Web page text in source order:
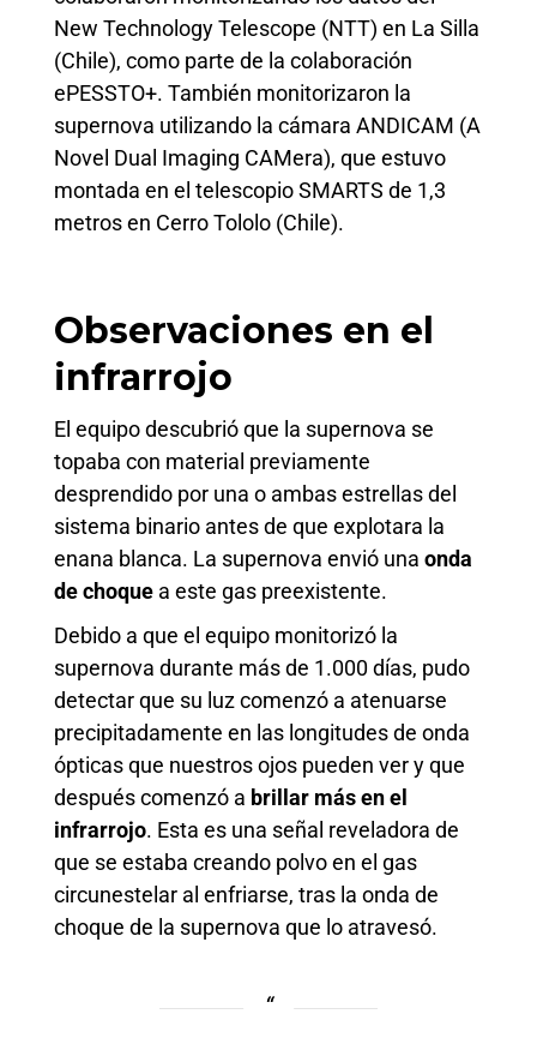
New Technology Telescope (NTT) en La Silla
(Chile), como parte de la colaboración
ePESSTO+. También monitorizaron la
supernova utilizando la cámara ANDICAM (A
Novel Dual Imaging CAMera), que estuvo
montada en el telescopio SMARTS de 1,3
metros en Cerro Tololo (Chile).
Observaciones en el
infrarrojo
El equipo descubrió que la supernova se
topaba con material previamente
desprendido por una o ambas estrellas del
sistema binario antes de que explotara la
enana blanca. La supernova envió una onda
de choque a este gas preexistente.
Debido a que el equipo monitorizó la
supernova durante más de 1.000 días, pudo
detectar que su luz comenzó a atenuarse
precipitadamente en las longitudes de onda
ópticas que nuestros ojos pueden ver y que
después comenzó a brillar más en el
infrarrojo. Esta es una señal reveladora de
que se estaba creando polvo en el gas
circunestelar al enfriarse, tras la onda de
choque de la supernova que lo atravesó.